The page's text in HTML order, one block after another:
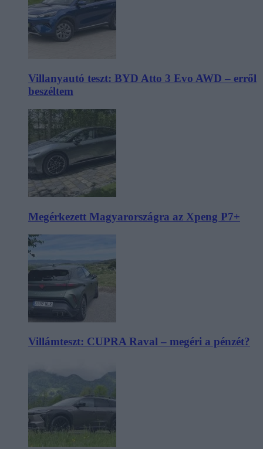
Villanyautó teszt: BYD Atto 3 Evo AWD – erről
beszéltem
Megérkezett Magyarországra az Xpeng P7+
Villámteszt: CUPRA Raval – megéri a pénzét?